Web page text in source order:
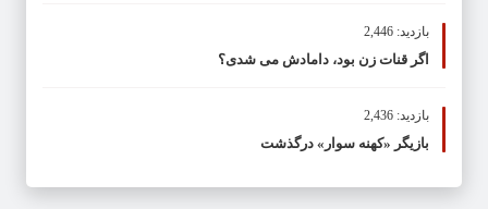
بازدید: 2,446
اگر قنات زن بود، دامادش می شدی؟
بازدید: 2,436
بازیگر «کهنه سوار» درگذشت